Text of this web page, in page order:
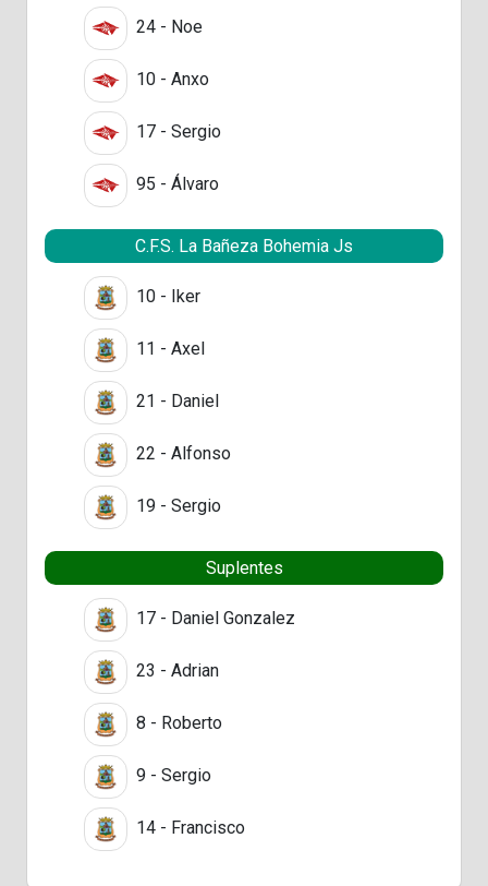
24 - Noe
10 - Anxo
17 - Sergio
95 - Álvaro
C.F.S. La Bañeza Bohemia Js
10 - Iker
11 - Axel
21 - Daniel
22 - Alfonso
19 - Sergio
Suplentes
17 - Daniel Gonzalez
23 - Adrian
8 - Roberto
9 - Sergio
14 - Francisco